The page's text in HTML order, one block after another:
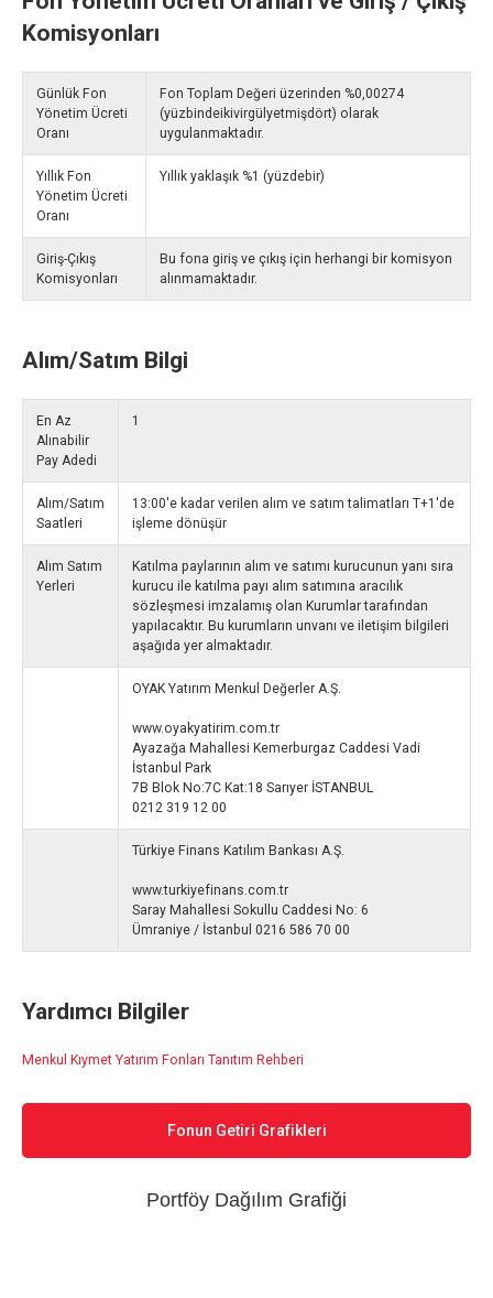
Komisyonları
Günlük Fon
Yönetim Ücreti
Oranı
Fon Toplam Değeri üzerinden %0,00274
(yüzbindeikivirgülyetmişdört) olarak
uygulanmaktadır.
Yıllık Fon
Yönetim Ücreti
Oranı
Yıllık yaklaşık %1 (yüzdebir)
Giriş-Çıkış
Komisyonları
Bu fona giriş ve çıkış için herhangi bir komisyon
alınmamaktadır.
Alım/Satım Bilgi
En Az
Alınabilir
Pay Adedi
1
Alım/Satım
Saatleri
13:00'e kadar verilen alım ve satım talimatları T+1'de
işleme dönüşür
Alım Satım
Yerleri
Katılma paylarının alım ve satımı kurucunun yanı sıra
kurucu ile katılma payı alım satımına aracılık
sözleşmesi imzalamış olan Kurumlar tarafından
yapılacaktır. Bu kurumların unvanı ve iletişim bilgileri
aşağıda yer almaktadır.
OYAK Yatırım Menkul Değerler A.Ş.
www.oyakyatirim.com.tr
Ayazağa Mahallesi Kemerburgaz Caddesi Vadi
İstanbul Park
7B Blok No:7C Kat:18 Sarıyer İSTANBUL
0212 319 12 00
Türkiye Finans Katılım Bankası A.Ş.
www.turkiyefinans.com.tr
Saray Mahallesi Sokullu Caddesi No: 6
Ümraniye / İstanbul 0216 586 70 00
Yardımcı Bilgiler
Menkul Kıymet Yatırım Fonları Tanıtım Rehberi
Fonun Getiri Grafikleri
Portföy Dağılım Grafiği